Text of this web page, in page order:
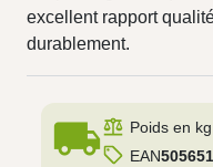
excellent rapport
durablement.
local_shipping Poids en
EAN